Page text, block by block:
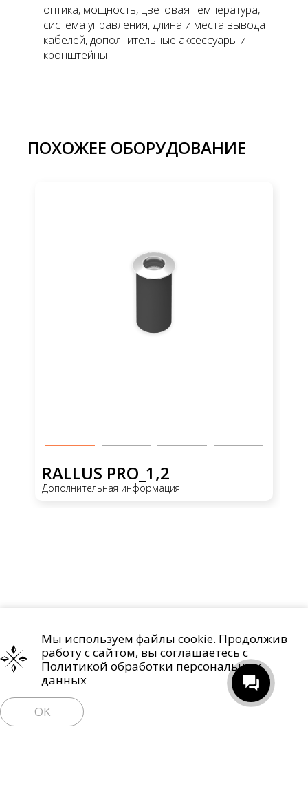
оптика, мощность, цветовая температура,
система управления, длина и места вывода
кабелей, дополнительные аксессуары и
кронштейны
ПОХОЖЕЕ ОБОРУДОВАНИЕ
RALLUS PRO_1,2
Дополнительная информация
Проекты О компании Контакты
Политика обработки персональных данных
Право на отзыв согласия и удаление персональных данных
Мы используем файлы cookie. Продолжив
работу с сайтом, вы соглашаетесь с
Политикой обработки персональных
данных
OK